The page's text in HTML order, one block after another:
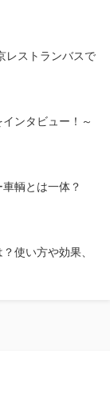
レストランバスで
ンタビュー！～
輌とは一体？
使い方や効果、